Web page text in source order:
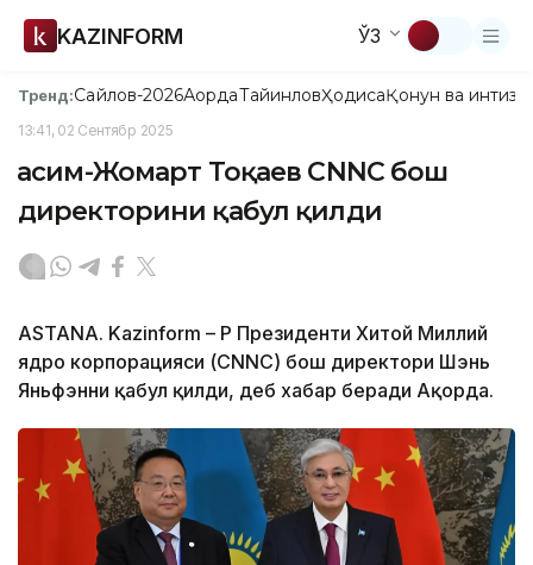
KAZINFORM ЎЗ
Тренд:Сайлов-2026АқордаТайинловҲодисаҚонун ва
13:41, 02 Сентябр 2025
Қасим-Жомарт Тоқаев CNNC бош
директорини қабул қилди
ASTANA. Kazinform – ҚР Президенти Хитой Миллий
ядро корпорацияси (CNNC) бош директори Шэнь
Яньфэнни қабул қилди, деб хабар беради Ақорда.